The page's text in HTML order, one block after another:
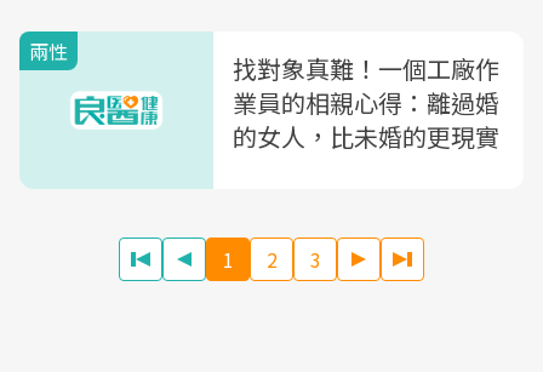
兩性
找對象真難！一個工廠作
業員的相親心得：離過婚
的女人，比未婚的更現實
1 2 3